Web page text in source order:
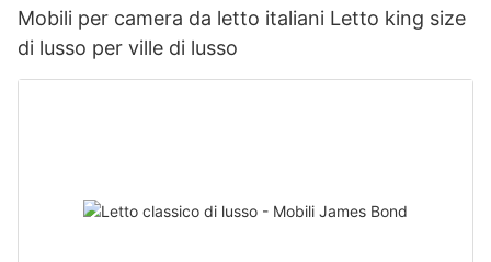
Mobili per camera da letto italiani Letto king size
di lusso per ville di lusso